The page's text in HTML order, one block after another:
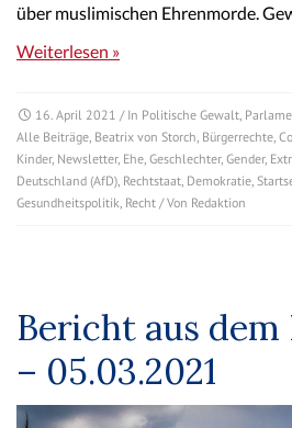
über muslimischen Ehrenmorde.
Weiterlesen »
16. April 2021 / In Politische Gewalt
Alle Beiträge Beatrix von Storch Bürgerrechte
Kinder, Newsletter, Ehe Geschlechter, Gender,
Deutschland (AfD) Rechtstaat Demokratie
Gesundheitspolitik Recht / Von Redaktion
Bericht aus dem
– 05.03.2021